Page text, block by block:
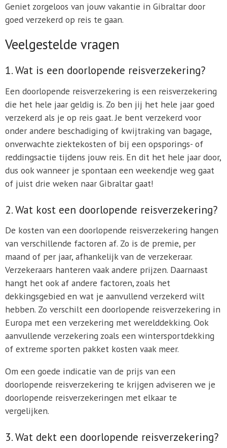
Geniet zorgeloos van jouw vakantie in Gibraltar door
goed verzekerd op reis te gaan.
Veelgestelde vragen
1. Wat is een doorlopende reisverzekering?
Een doorlopende reisverzekering is een reisverzekering
die het hele jaar geldig is. Zo ben jij het hele jaar goed
verzekerd als je op reis gaat. Je bent verzekerd voor
onder andere beschadiging of kwijtraking van bagage,
onverwachte ziektekosten of bij een opsporings- of
reddingsactie tijdens jouw reis. En dit het hele jaar door,
dus ook wanneer je spontaan een weekendje weg gaat
of juist drie weken naar Gibraltar gaat!
2. Wat kost een doorlopende reisverzekering?
De kosten van een doorlopende reisverzekering hangen
van verschillende factoren af. Zo is de premie, per
maand of per jaar, afhankelijk van de verzekeraar.
Verzekeraars hanteren vaak andere prijzen. Daarnaast
hangt het ook af andere factoren, zoals het
dekkingsgebied en wat je aanvullend verzekerd wilt
hebben. Zo verschilt een doorlopende reisverzekering in
Europa met een verzekering met werelddekking. Ook
aanvullende verzekering zoals een wintersportdekking
of extreme sporten pakket kosten vaak meer.
Om een goede indicatie van de prijs van een
doorlopende reisverzekering te krijgen adviseren we je
doorlopende reisverzekeringen met elkaar te
vergelijken.
3. Wat dekt een doorlopende reisverzekering?